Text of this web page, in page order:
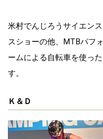
米村でんじろうサイエン
スショーの他、MTBパフ
ームによる自転車を使っ
す。
Ｋ＆Ｄ